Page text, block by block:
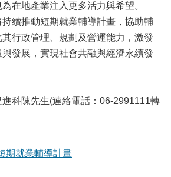
在地產業注入更多活力與希望。
推動短期就業輔導計畫，協助輔
行政管理、規劃及營運能力，激發
發展，實現社會共融與經濟永續發
科陳先生(連絡電話：06-2991111轉
期就業輔導計畫